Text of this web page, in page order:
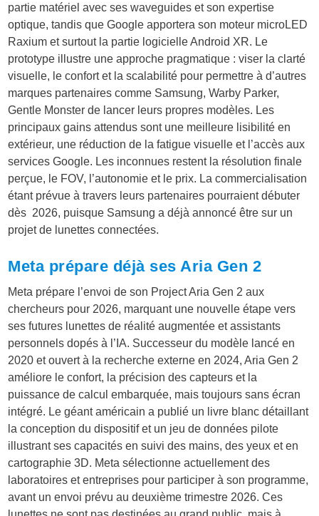
partie matériel avec ses waveguides et son expertise
optique, tandis que Google apportera son moteur microLED
Raxium et surtout la partie logicielle Android XR. Le
prototype illustre une approche pragmatique : viser la clarté
visuelle, le confort et la scalabilité pour permettre à d’autres
marques partenaires comme Samsung, Warby Parker,
Gentle Monster de lancer leurs propres modèles. Les
principaux gains attendus sont une meilleure lisibilité en
extérieur, une réduction de la fatigue visuelle et l’accès aux
services Google. Les inconnues restent la résolution finale
perçue, le FOV, l’autonomie et le prix. La commercialisation
étant prévue à travers leurs partenaires pourraient débuter
dès 2026, puisque Samsung a déjà annoncé être sur un
projet de lunettes connectées.
Meta prépare déjà ses Aria Gen 2
Meta prépare l’envoi de son Project Aria Gen 2 aux
chercheurs pour 2026, marquant une nouvelle étape vers
ses futures lunettes de réalité augmentée et assistants
personnels dopés à l’IA. Successeur du modèle lancé en
2020 et ouvert à la recherche externe en 2024, Aria Gen 2
améliore le confort, la précision des capteurs et la
puissance de calcul embarquée, mais toujours sans écran
intégré. Le géant américain a publié un livre blanc détaillant
la conception du dispositif et un jeu de données pilote
illustrant ses capacités en suivi des mains, des yeux et en
cartographie 3D. Meta sélectionne actuellement des
laboratoires et entreprises pour participer à son programme,
avant un envoi prévu au deuxième trimestre 2026. Ces